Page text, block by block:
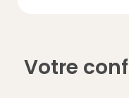
Votre